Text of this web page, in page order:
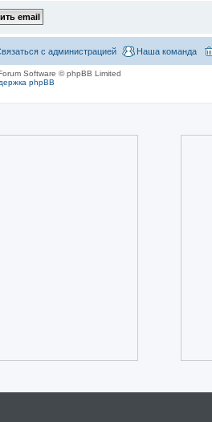
Наша команда
с администрацией
Software © phpBB Limited
phpBB